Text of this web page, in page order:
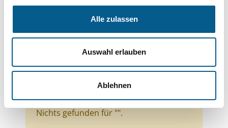
Alle zulassen
Auswahl erlauben
Ablehnen
Themen: Wohlfahrtswesen
Themen: Tierschutz
Themen: Hilfsbedürftige Menschen
Themen: Denkmalschutz
Themen: Gesundheitswesen
Alle Filter entfernen
Nichts gefunden für "".